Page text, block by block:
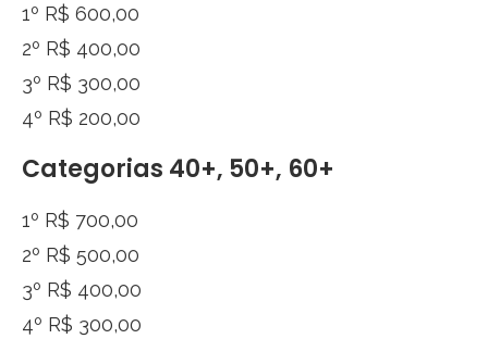
1º R$ 600,00
2º R$ 400,00
3º R$ 300,00
4º R$ 200,00
Categorias 40+, 50+, 60+
1º R$ 700,00
2º R$ 500,00
3º R$ 400,00
4º R$ 300,00